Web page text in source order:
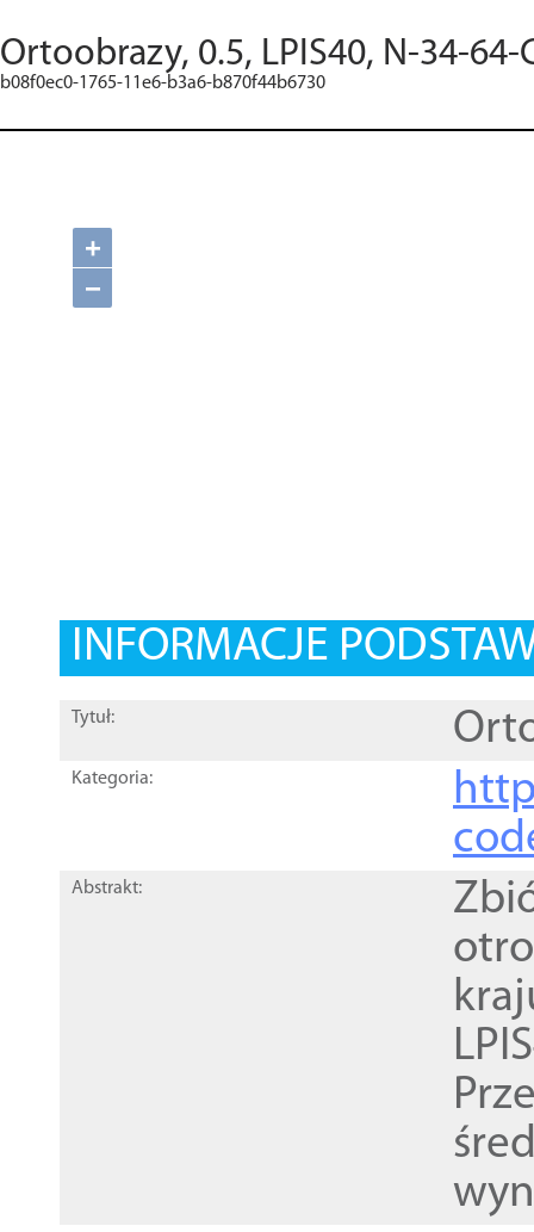
Ortoobrazy, 0.5, LPIS40, N-34-64-
b08f0ec0-1765-11e6-b3a6-b870f44b6730
+
−
INFORMACJE
Tytuł:
Kategoria:
Abstrakt: